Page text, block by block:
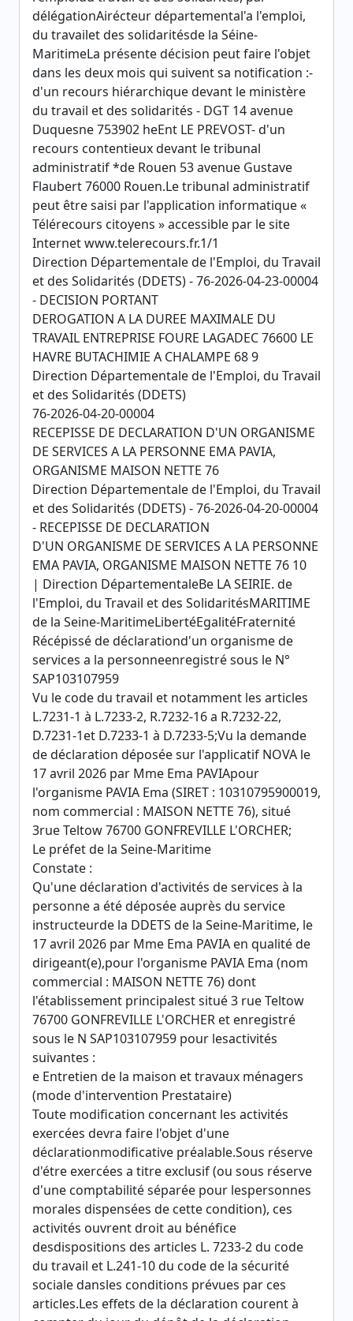
délégationAirécteur départemental'a l'emploi,
du travailet des solidaritésde la Séine-
MaritimeLa présente décision peut faire l'objet
dans les deux mois qui suivent sa notification :-
d'un recours hiérarchique devant le ministère
du travail et des solidarités - DGT 14 avenue
Duquesne 753902 heEnt LE PREVOST- d'un
recours contentieux devant le tribunal
administratif *de Rouen 53 avenue Gustave
Flaubert 76000 Rouen.Le tribunal administratif
peut être saisi par l'application informatique «
Télérecours citoyens » accessible par le site
Internet www.telerecours.fr.1/1
Direction Départementale de l'Emploi, du Travail
et des Solidarités (DDETS) - 76-2026-04-23-00004
- DECISION PORTANT
DEROGATION A LA DUREE MAXIMALE DU
TRAVAIL ENTREPRISE FOURE LAGADEC 76600 LE
HAVRE BUTACHIMIE A CHALAMPE 68 9
Direction Départementale de l'Emploi, du Travail
et des Solidarités (DDETS)
76-2026-04-20-00004
RECEPISSE DE DECLARATION D'UN ORGANISME
DE SERVICES A LA PERSONNE EMA PAVIA,
ORGANISME MAISON NETTE 76
Direction Départementale de l'Emploi, du Travail
et des Solidarités (DDETS) - 76-2026-04-20-00004
- RECEPISSE DE DECLARATION
D'UN ORGANISME DE SERVICES A LA PERSONNE
EMA PAVIA, ORGANISME MAISON NETTE 76 10
| Direction DépartementaleBe LA SEIRIE. de
l'Emploi, du Travail et des SolidaritésMARITIME
de la Seine-MaritimeLibertéEgalitéFraternité
Récépissé de déclarationd'un organisme de
services a la personneenregistré sous le N°
SAP103107959
Vu le code du travail et notamment les articles
L.7231-1 à L.7233-2, R.7232-16 a R.7232-22,
D.7231-1et D.7233-1 à D.7233-5;Vu la demande
de déclaration déposée sur l'applicatif NOVA le
17 avril 2026 par Mme Ema PAVIApour
l'organisme PAVIA Ema (SIRET : 10310795900019,
nom commercial : MAISON NETTE 76), situé
3rue Teltow 76700 GONFREVILLE L'ORCHER;
Le préfet de la Seine-Maritime
Constate :
Qu'une déclaration d'activités de services à la
personne a été déposée auprès du service
instructeurde la DDETS de la Seine-Maritime, le
17 avril 2026 par Mme Ema PAVIA en qualité de
dirigeant(e),pour l'organisme PAVIA Ema (nom
commercial : MAISON NETTE 76) dont
l'établissement principalest situé 3 rue Teltow
76700 GONFREVILLE L'ORCHER et enregistré
sous le N SAP103107959 pour lesactivités
suivantes :
e Entretien de la maison et travaux ménagers
(mode d'intervention Prestataire)
Toute modification concernant les activités
exercées devra faire l'objet d'une
déclarationmodificative préalable.Sous réserve
d'étre exercées a titre exclusif (ou sous réserve
d'une comptabilité séparée pour lespersonnes
morales dispensées de cette condition), ces
activités ouvrent droit au bénéfice
desdispositions des articles L. 7233-2 du code
du travail et L.241-10 du code de la sécurité
sociale dansles conditions prévues par ces
articles.Les effets de la déclaration courent à